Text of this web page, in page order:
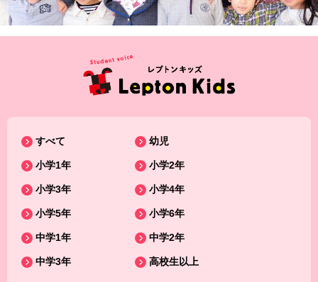
すべて 幼児
小学1年 小学2年
小学3年 小学4年
小学5年 小学6年
中学1年 中学2年
中学3年 高校生以上